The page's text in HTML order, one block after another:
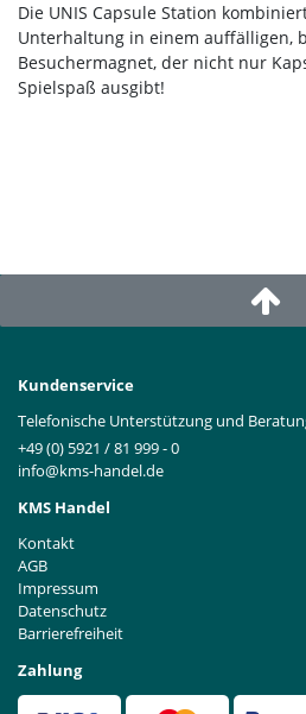
Die UNIS Capsule Station
Unterhaltung in einem auffälligen,
Besuchermagnet, der nicht nur
Spielspaß ausgibt!
Kundenservice
Telefonische Unterstützung und
+49 (0) 5921 / 81 999 - 0
info@kms-handel.de
KMS Handel
Kontakt
AGB
Impressum
Datenschutz
Barrierefreiheit
Zahlung